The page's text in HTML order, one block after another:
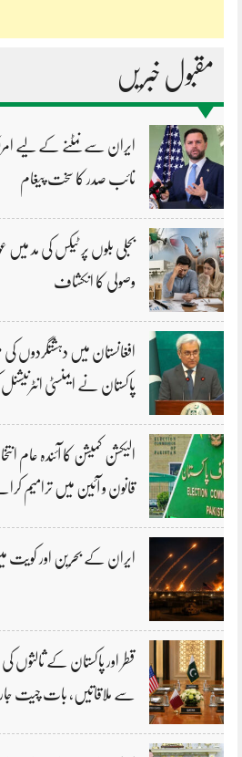
مقبول خبریں
ایران سے نمٹنے کے لیے
نائب صدر کا سخت پیغام
وصولی کا انکشاف
افغانستان میں دہشتگردوں
پاکستان نے ایمنسٹی
الیکشن کمیشن کا آئندہ عام
قانون و آئین میں ترامیم
ایران کے بحرین اور کویت
قطر اور پاکستان کے ثالثوں
سے ملاقاتیں، بات چیت